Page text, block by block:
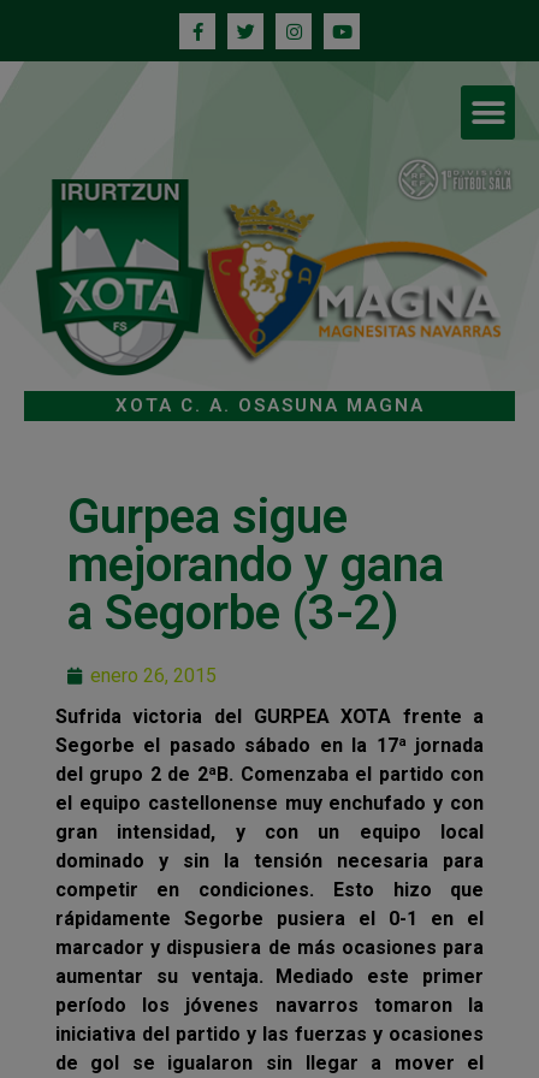
XOTA C. A. OSASUNA MAGNA
Gurpea sigue
mejorando y gana
a Segorbe (3-2)
enero 26, 2015
Sufrida victoria del GURPEA XOTA frente a
Segorbe el pasado sábado en la 17ª jornada
del grupo 2 de 2ªB. Comenzaba el partido con
el equipo castellonense muy enchufado y con
gran intensidad, y con un equipo local
dominado y sin la tensión necesaria para
competir en condiciones. Esto hizo que
rápidamente Segorbe pusiera el 0-1 en el
marcador y dispusiera de más ocasiones para
aumentar su ventaja. Mediado este primer
período los jóvenes navarros tomaron la
iniciativa del partido y las fuerzas y ocasiones
de gol se igualaron sin llegar a mover el